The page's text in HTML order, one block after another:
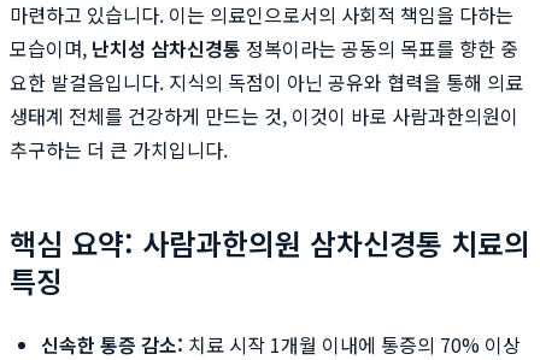
마련하고 있습니다. 이는 의료인으로서의 사회적 책임을 다하는
모습이며, 난치성 삼차신경통 정복이라는 공동의 목표를 향한 중
요한 발걸음입니다. 지식의 독점이 아닌 공유와 협력을 통해 의료
생태계 전체를 건강하게 만드는 것, 이것이 바로 사람과한의원이
추구하는 더 큰 가치입니다.
핵심 요약: 사람과한의원 삼차신경통 치료의
특징
신속한 통증 감소: 치료 시작 1개월 이내에 통증의 70% 이상